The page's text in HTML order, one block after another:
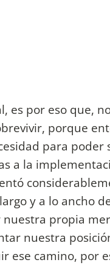
es por eso que,
porque
para
a la
y a lo ancho
propia
nuestra
ese camino, por